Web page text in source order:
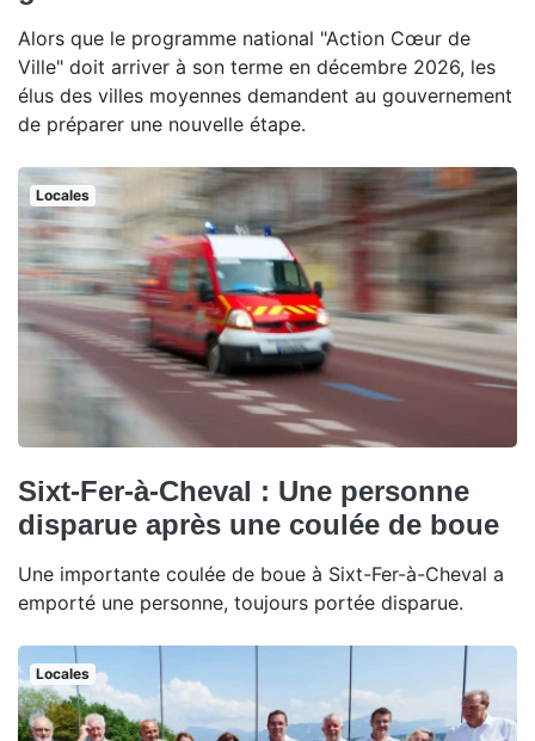
Alors que le programme national "Action Cœur de
Ville" doit arriver à son terme en décembre 2026, les
élus des villes moyennes demandent au gouvernement
de préparer une nouvelle étape.
Locales
Sixt-Fer-à-Cheval : Une personne
disparue après une coulée de boue
Une importante coulée de boue à Sixt-Fer-à-Cheval a
emporté une personne, toujours portée disparue.
Locales